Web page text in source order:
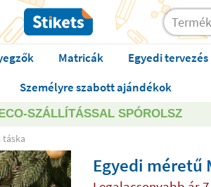
Matricák Egyedi tervezés
Személyre szabott ajándékok
SZÁLLÍTÁSSAL SPÓROLSZ
táska
Egyedi méretű